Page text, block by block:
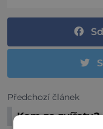
Předchozí článek
Kam za